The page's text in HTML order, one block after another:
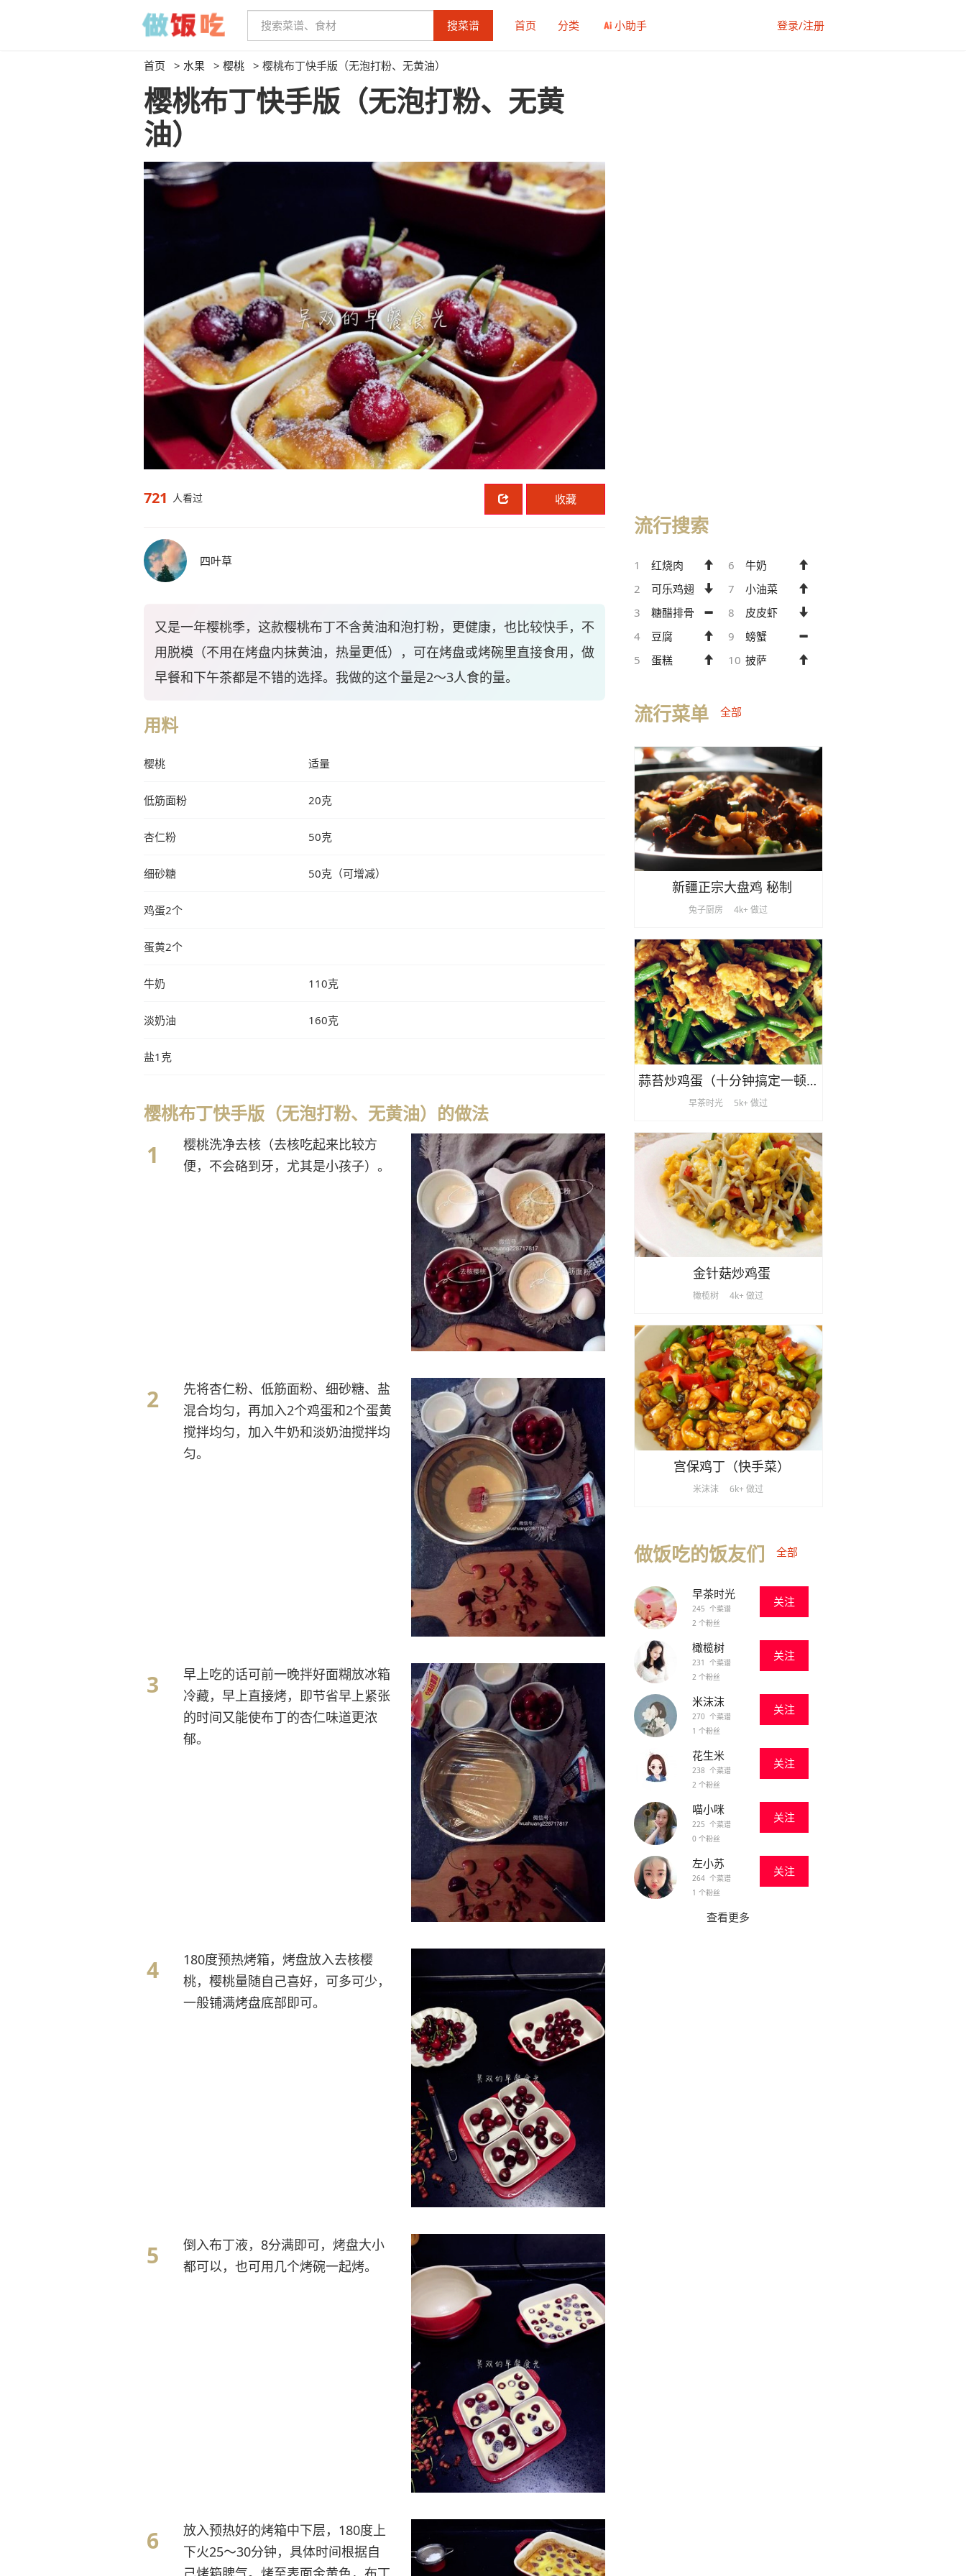
搜菜谱 首页 分类 小助手 登录/注册
首页 > 水果 > 樱桃> 樱桃布丁快手版（无泡打粉、无黄油）
樱桃布丁快手版（无泡打粉、无黄
油）
721 人看过 收藏
四叶草
又是一年樱桃季，这款樱桃布丁不含黄油和泡打粉，更健康，也比较快手，不
用脱模（不用在烤盘内抹黄油，热量更低），可在烤盘或烤碗里直接食用，做
早餐和下午茶都是不错的选择。我做的这个量是2～3人食的量。
用料
樱桃 适量
低筋面粉 20克
杏仁粉 50克
细砂糖 50克（可增减）
鸡蛋2个
蛋黄2个
牛奶 110克
淡奶油 160克
盐1克
樱桃布丁快手版（无泡打粉、无黄油）的做法
樱桃洗净去核（去核吃起来比较方
便，不会硌到牙，尤其是小孩子）。
先将杏仁粉、低筋面粉、细砂糖、盐
混合均匀，再加入2个鸡蛋和2个蛋黄
搅拌均匀，加入牛奶和淡奶油搅拌均
匀。
早上吃的话可前一晚拌好面糊放冰箱
冷藏，早上直接烤，即节省早上紧张
的时间又能使布丁的杏仁味道更浓
郁。
180度预热烤箱，烤盘放入去核樱
桃，樱桃量随自己喜好，可多可少，
一般铺满烤盘底部即可。
倒入布丁液，8分满即可，烤盘大小
都可以，也可用几个烤碗一起烤。
放入预热好的烤箱中下层，180度上
下火25～30分钟，具体时间根据自
流行搜索
1
红烧肉
2
可乐鸡翅
3
糖醋排骨
4
豆腐
5
蛋糕
6
牛奶
7
小油菜
8
皮皮虾
9
螃蟹
10 披萨
流行菜单 全部
新疆正宗大盘鸡 秘制
兔子厨房 4k+ 做过
蒜苔炒鸡蛋（十分钟搞定一顿饭）
早茶时光 5k+ 做过
金针菇炒鸡蛋
橄榄树 4k+ 做过
宫保鸡丁（快手菜）
米沫沫 6k+ 做过
做饭吃的饭友们 全部
早茶时光
245 个菜谱
2 个粉丝
关注
橄榄树
231 个菜谱
2 个粉丝
关注
米沫沫
270 个菜谱
1 个粉丝
关注
花生米
238 个菜谱
2 个粉丝
关注
喵小咪
225 个菜谱
0 个粉丝
关注
左小苏
264 个菜谱
1 个粉丝
关注
查看更多